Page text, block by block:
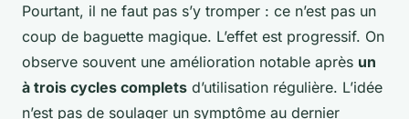
Pourtant, il ne faut pas s’y tromper : ce n’est pas un
coup de baguette magique. L’effet est progressif. On
observe souvent une amélioration notable après un
à trois cycles complets d’utilisation régulière. L’idée
n’est pas de soulager un symptôme au dernier